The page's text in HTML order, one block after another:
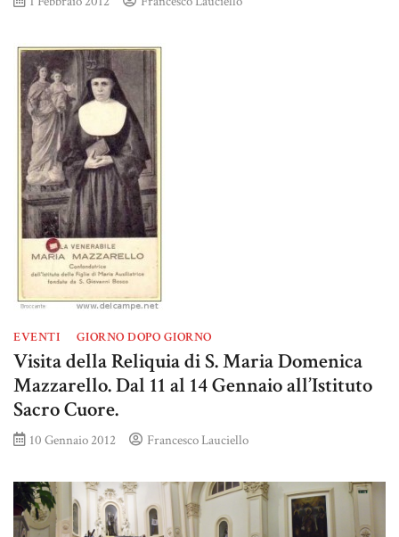
EVENTI GIORNO DOPO GIORNO
Visita della Reliquia di S. Maria Domenica
Mazzarello. Dal 11 al 14 Gennaio all’Istituto
Sacro Cuore.
10 Gennaio 2012 Francesco Lauciello